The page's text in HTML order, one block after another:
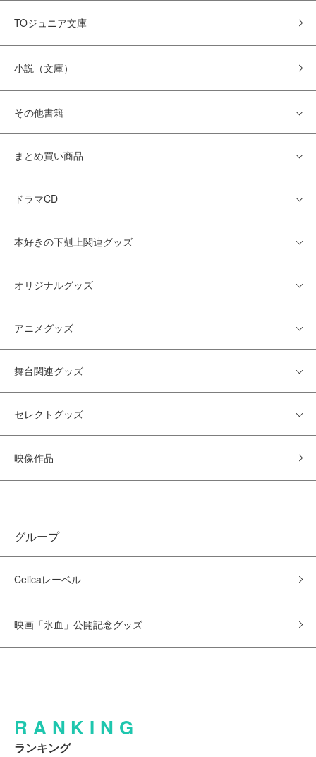
TOジュニア文庫
小説（文庫）
その他書籍
まとめ買い商品
ドラマCD
本好きの下剋上関連グッズ
オリジナルグッズ
アニメグッズ
舞台関連グッズ
セレクトグッズ
映像作品
グループ
Celicaレーベル
映画「氷血」公開記念グッズ
RANKING
ランキング